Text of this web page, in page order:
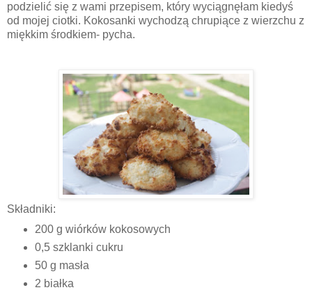
podzielić się z wami przepisem, który wyciągnęłam kiedyś
od mojej ciotki. Kokosanki wychodzą chrupiące z wierzchu z
miękkim środkiem- pycha.
Składniki:
200 g wiórków kokosowych
0,5 szklanki cukru
50 g masła
2 białka